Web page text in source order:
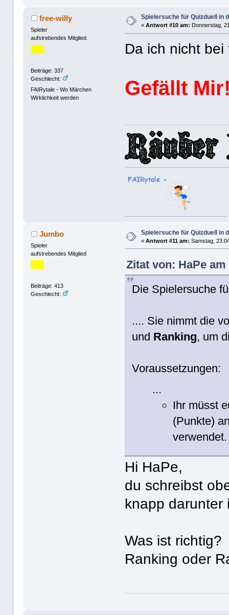
free-willy
Spieler
aufstrebendes Mitglied
Beiträge: 337
Geschlecht:
FAIRytale - Wo Märchen
Wirklichkeit werden
Spielersuche für Quizduell in
«Antwort #10 am: Donnerstag,
Da ich nicht
Gefällt
Jumbo
Spieler
aufstrebendes Mitglied
Beiträge: 413
Geschlecht:
Spielersuche für Quizduell in
«Antwort #11 am: Samstag,
Zitat von: HaPe am
Die Spielersuche
.... Sie nimmt die
und Ranking, um
Voraussetzungen:
...
Ihr müsst
(Punkte)
verwendet.
Hi HaPe,
du schreibst
knapp darunter
Was ist richtig?
Ranking oder